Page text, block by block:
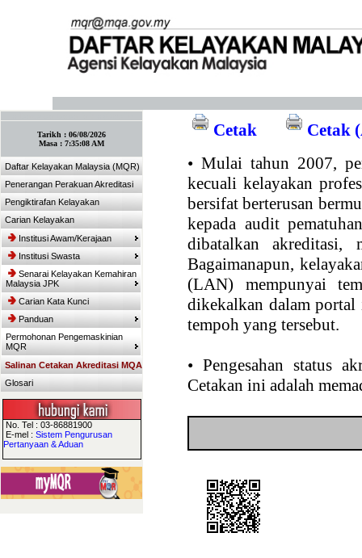
Tarikh : 06/08/2026
Masa : 7:35:08 AM
Daftar Kelayakan Malaysia (MQR)
Penerangan Perakuan Akreditasi
Pengiktirafan Kelayakan
Carian Kelayakan
Institusi Awam/Kerajaan
Institusi Swasta
Senarai Kelayakan Kemahiran
Malaysia JPK
Carian Kata Kunci
Panduan
Permohonan Pengemaskinian
MQR
Salinan Cetakan Akreditasi MQA
Glosari
No. Tel : 03-86881900
E-mel : Sistem Pengurusan
Pertanyaan & Aduan
Cetak
Cetak
• Mulai tahun 2007,
kecuali kelayakan
bersifat berterusan
kepada audit
dibatalkan akreditasi,
Bagaimanapun,
(LAN) mempunyai
dikekalkan dalam portal
tempoh yang tersebut.
• Pengesahan status
Cetakan ini adalah